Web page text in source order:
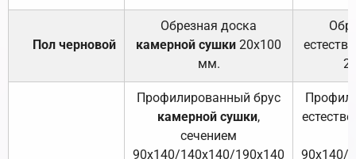
Пол черновой
Обрезная доска
камерной сушки 20х100
мм.
Профилированный брус
камерной сушки,
сечением
90х140/140х140/190х140
90х140/